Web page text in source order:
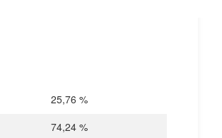
25,76 %
74,24 %